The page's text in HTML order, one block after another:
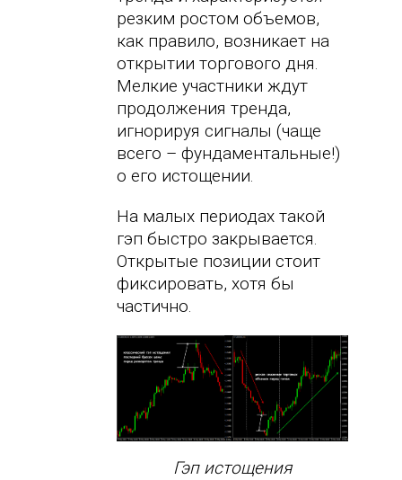
резким ростом объемов,
как правило, возникает на
открытии торгового дня.
Мелкие участники ждут
продолжения тренда,
игнорируя сигналы (чаще
всего – фундаментальные!)
о его истощении.
На малых периодах такой
гэп быстро закрывается.
Открытые позиции стоит
фиксировать, хотя бы
частично.
Гэп истощения